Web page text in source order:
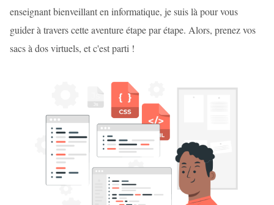
enseignant bienveillant en informatique, je suis là pour vous
guider à travers cette aventure étape par étape. Alors, prenez vos
sacs à dos virtuels, et c'est parti !